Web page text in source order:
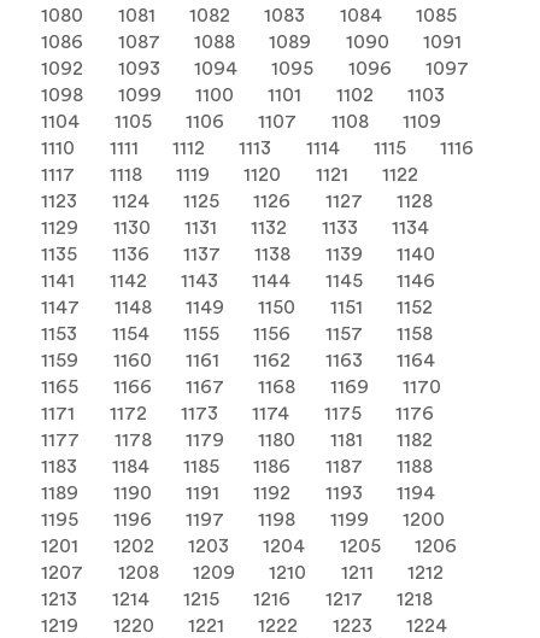
1080
1081 1082 1083 1084
1085
1086
1087 1088 1089 1090
1091
1092
1093 1094 1095 1096
1097
1098
1099 1100 1101 1102
1103
1104
1105 1106 1107 1108
1109
1110
1111 1112 1113 1114 1115
1116
1117
1118 1119 1120 1121
1122
1123
1124 1125 1126 1127
1128
1129
1130 1131 1132 1133
1134
1135
1136 1137 1138 1139
1140
1141
1142 1143 1144 1145
1146
1147
1148 1149 1150 1151
1152
1153
1154 1155 1156 1157
1158
1159
1160 1161 1162 1163
1164
1165
1166 1167 1168 1169
1170
1171
1172 1173 1174 1175
1176
1177
1178 1179 1180 1181
1182
1183
1184 1185 1186 1187
1188
1189
1190 1191 1192 1193
1194
1195
1196 1197 1198 1199
1200
1201
1202 1203 1204 1205
1206
1207
1208 1209 1210 1211
1212
1213
1214 1215 1216 1217
1218
1219
1220 1221 1222 1223
1224